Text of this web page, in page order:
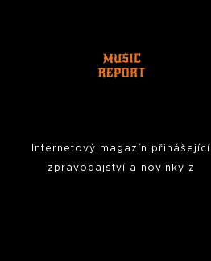
Internetový magazín přinášející
zpravodajství a novinky z